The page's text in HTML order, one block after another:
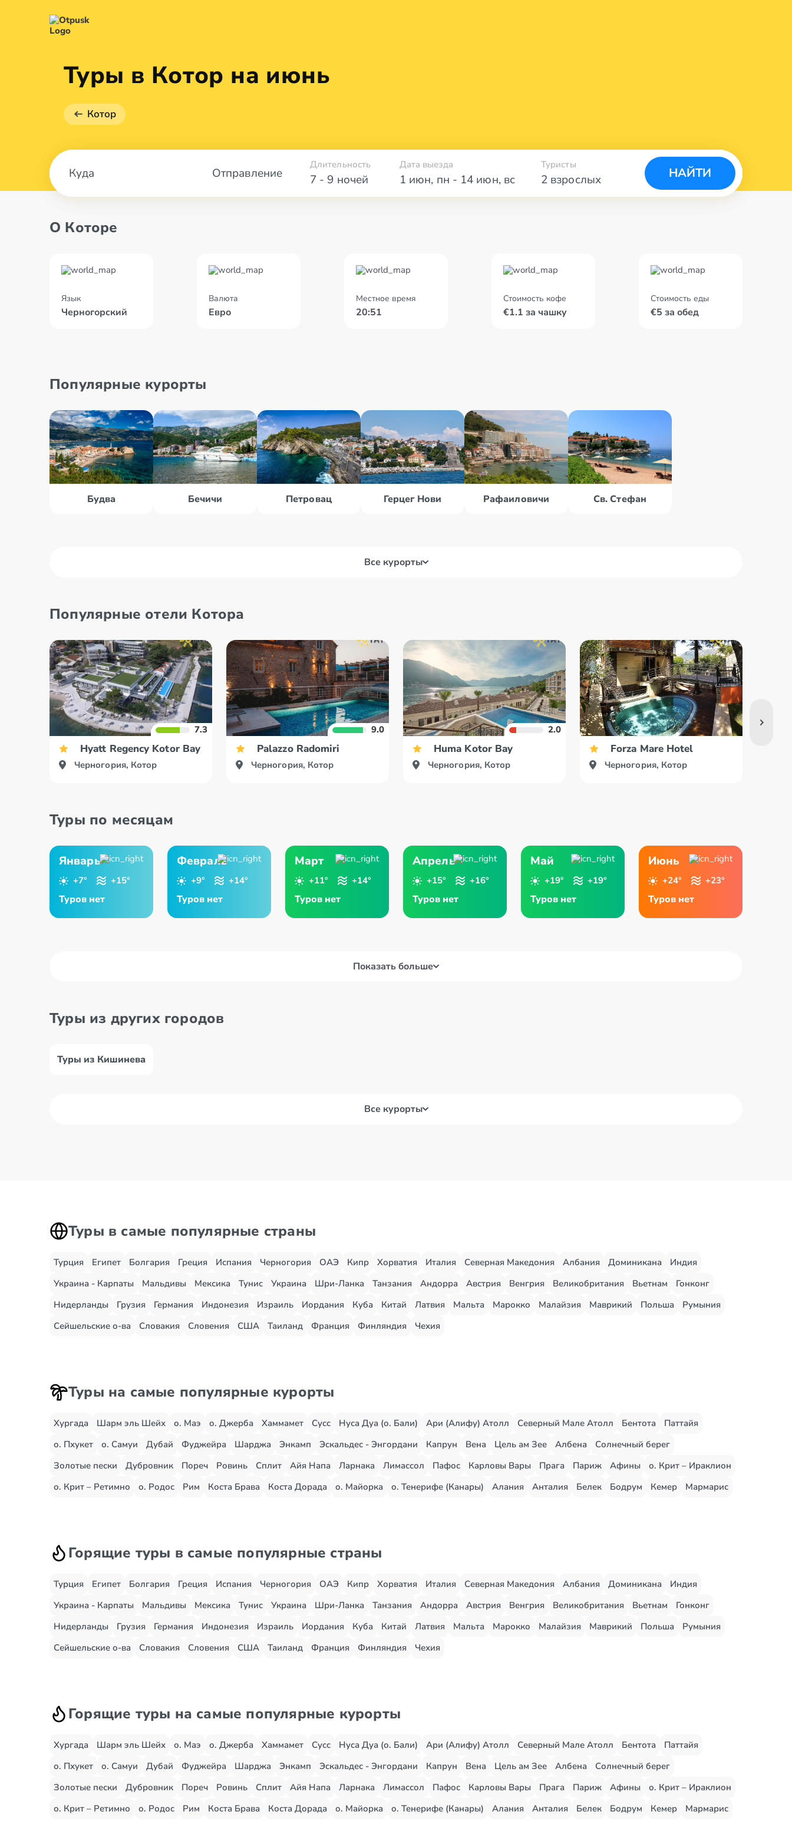
Туры в Котор на июнь
Котор
Отправление 7 - 9 ночей
Длительность Дата выезда
1 июн, пн - 14 июн, вс 2 взрослых
Туристы
НАЙТИ
О Которе
Язык
Черногорский
Валюта
Евро
Местное время
20:51
Стоимость кофе
€1.1 за чашку
Стоимость еды
€5 за обед
Популярные курорты
Будва Бечичи Петровац Герцег Нови Рафаиловичи Св. Стефан
Все курорты
Бечичи Герцег Нови Колашин Пераст Подгорица
Популярные отели Котора
7.3
Hyatt Regency Kotor Bay Resort
Черногория, Котор
9.0
Palazzo Radomiri
Черногория, Котор
2.0
Huma Kotor Bay
Черногория, Котор
Forza Mare Hotel
Черногория, Котор
Туры по месяцам
Январь
+7° +15°
Туров нет
Февраль
+9° +14°
Туров нет
Март
+11° +14°
Туров нет
Апрель
+15° +16°
Туров нет
Май
+19° +19°
Туров нет
Июнь
+24° +23°
Туров нет
Показать больше
Туры из других городов
Туры из Кишинева
Все курорты
Туры в самые популярные страны
Турция Египет Болгария Греция Испания Черногория ОАЭ Кипр Хорватия Италия Северная Македония Албания Доминикана
Индия
Украина - Карпаты
Мальдивы Мексика Тунис Украина Шри-Ланка Танзания Андорра Австрия Венгрия Великобритания Вьетнам
Гонконг
Нидерланды
Грузия Германия Индонезия Израиль Иордания Куба Китай Латвия Мальта Марокко Малайзия Маврикий Польша
Румыния
Сейшельские о-ва
Словакия Словения США Таиланд Франция Финляндия Чехия
Туры на самые популярные курорты
Хургада Шарм эль Шейх о. Маэ о. Джерба Хаммамет Сусс Нуса Дуа (о. Бали) Ари (Алифу) Атолл Северный Мале Атолл Бентота
Паттайя
о. Пхукет
о. Самуи Дубай Фуджейра Шарджа Энкамп Эскальдес - Энгордани Капрун Вена Цель ам Зее Албена
Солнечный берег
Золотые пески
Дубровник Пореч Ровинь Сплит Айя Напа Ларнака Лимассол Пафос Карловы Вары Прага Париж Афины
о. Крит – Ираклион
о. Крит – Ретимно
о. Родос Рим Коста Брава Коста Дорада о. Майорка о. Тенерифе (Канары) Алания Анталия Белек Бодрум Кемер Мармарис
Горящие туры в самые популярные страны
Турция Египет Болгария Греция Испания Черногория ОАЭ Кипр Хорватия Италия Северная Македония Албания Доминикана
Индия
Украина - Карпаты
Мальдивы Мексика Тунис Украина Шри-Ланка Танзания Андорра Австрия Венгрия Великобритания Вьетнам
Гонконг
Нидерланды
Грузия Германия Индонезия Израиль Иордания Куба Китай Латвия Мальта Марокко Малайзия Маврикий Польша
Румыния
Сейшельские о-ва
Словакия Словения США Таиланд Франция Финляндия Чехия
Горящие туры на самые популярные курорты
Хургада Шарм эль Шейх о. Маэ о. Джерба Хаммамет Сусс Нуса Дуа (о. Бали) Ари (Алифу) Атолл Северный Мале Атолл Бентота
Паттайя
о. Пхукет
о. Самуи Дубай Фуджейра Шарджа Энкамп Эскальдес - Энгордани Капрун Вена Цель ам Зее Албена
Солнечный берег
Золотые пески
Дубровник Пореч Ровинь Сплит Айя Напа Ларнака Лимассол Пафос Карловы Вары Прага Париж Афины
о. Крит – Ираклион
о. Крит – Ретимно
о. Родос Рим Коста Брава Коста Дорада о. Майорка о. Тенерифе (Канары) Алания Анталия Белек Бодрум Кемер Мармарис